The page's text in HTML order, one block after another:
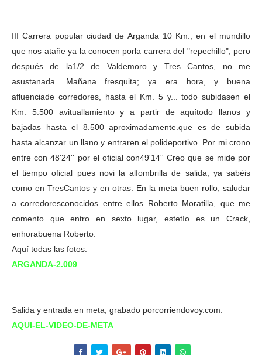
III Carrera popular ciudad de Arganda 10 Km., en el mundillo
que nos atañe ya la conocen porla carrera del "repechillo", pero
después de la1/2 de Valdemoro y Tres Cantos, no me
asustanada. Mañana fresquita; ya era hora, y buena
afluenciade corredores, hasta el Km. 5 y... todo subidasen el
Km. 5.500 avituallamiento y a partir de aquítodo llanos y
bajadas hasta el 8.500 aproximadamente.que es de subida
hasta alcanzar un llano y entraren el polideportivo. Por mi crono
entre con 48'24'' por el oficial con49'14'' Creo que se mide por
el tiempo oficial pues novi la alfombrilla de salida, ya sabéis
como en TresCantos y en otras. En la meta buen rollo, saludar
a corredoresconocidos entre ellos Roberto Moratilla, que me
comento que entro en sexto lugar, estetío es un Crack,
enhorabuena Roberto.
Aquí todas las fotos:
ARGANDA-2.009
Salida y entrada en meta, grabado porcorriendovoy.com.
AQUI-EL-VIDEO-DE-META